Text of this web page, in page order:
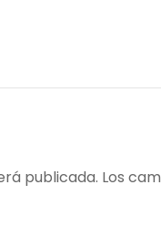
publicada. Los